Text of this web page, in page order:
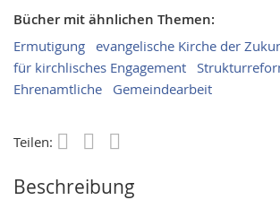
Bücher mit ähnlichen Themen:
Ermutigung evangelische Kirche der
für kirchlisches Engagement
Ehrenamtliche
Gemeindearbeit
Teilen:
Beschreibung